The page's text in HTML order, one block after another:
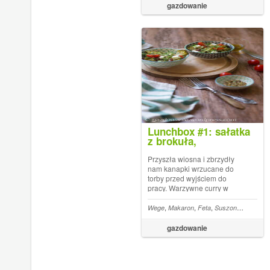
żelazny składnik rattatouille.
Od czasu do czasu bakłażan
gazdowanie
Lunchbox #1: sałatka
z brokuła,
pełnoziarnistego
makaronu,
pomidorków i fety
Przyszła wiosna i zbrzydły
nam kanapki wrzucane do
torby przed wyjściem do
pracy. Warzywne curry w
ciepły, wiosenny dzień
wydaje się zbyt
rozgrzewające od środka. O
tej porze roku, by poradzić
sobie z przesileniem
gazdowanie
Wege, Makaron, Feta, Suszone pomidory